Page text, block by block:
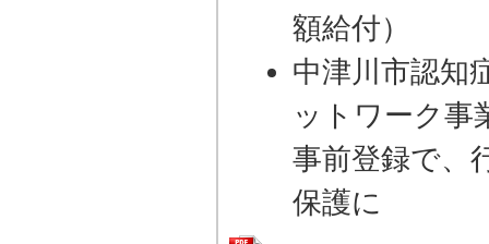
額給付）
中津川市認知
ットワーク事
事前登録で、
保護に